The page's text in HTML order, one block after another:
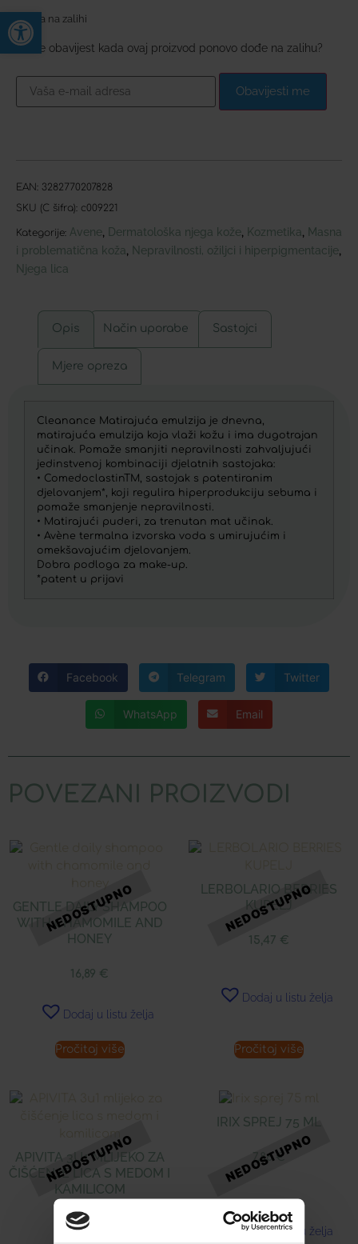
Open toolbar
Nema na zalihi
Želite obavijest kada ovaj proizvod ponovo dođe na zalihu?
Obavijesti me
EAN: 3282770207828
SKU (C šifra): c009221
Kategorije: Avene, Dermatološka njega kože, Kozmetika, Masna
i problematična koža, Nepravilnosti, ožiljci i hiperpigmentacije,
Njega lica
Opis Način uporabe Sastojci
Mjere opreza
Cleanance Matirajuća emulzija je dnevna,
matirajuća emulzija koja vlaži kožu i ima dugotrajan
učinak. Pomaže smanjiti nepravilnosti zahvaljujući
jedinstvenoj kombinaciji djelatnih sastojaka:
• ComedoclastinTM, sastojak s patentiranim
djelovanjem*, koji regulira hiperprodukciju sebuma i
pomaže smanjenje nepravilnosti.
• Matirajući puderi, za trenutan mat učinak.
• Avène termalna izvorska voda s umirujućim i
omekšavajućim djelovanjem.
Dobra podloga za make-up.
*patent u prijavi
Facebook Telegram Twitter
WhatsApp Email
POVEZANI PROIZVODI
GENTLE DAILY SHAMPOO
WITH CHAMOMILE AND
HONEY
16,89 €
Dodaj u listu želja
Pročitaj više
LERBOLARIO BERRIES
KUPELJ
15,47 €
Dodaj u listu želja
Pročitaj više
APIVITA 3U1 MLIJEKO ZA
ČIŠĆENJE LICA S MEDOM I
KAMILICOM
16,89
IRIX SPREJ 75 ML
7,86€
Dodaj u listu želja